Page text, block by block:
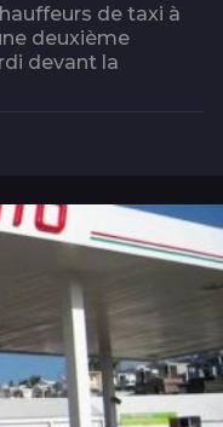
de taxi à
deuxième
devant la